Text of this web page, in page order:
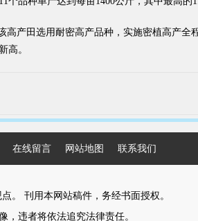
田选用耐密高产品种，实施密植高产全
高。
在线留言 网站地图 联系我们
。 刊用本网站稿件，务经书面授权。
，违者将依法追究法律责任。